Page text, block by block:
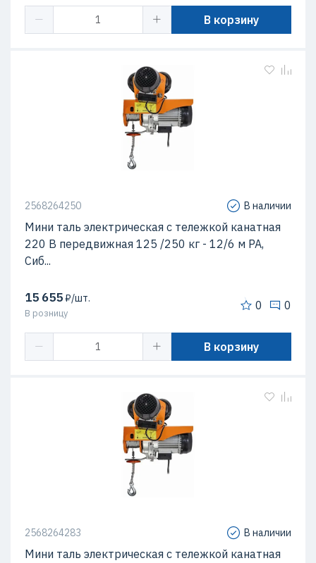
В корзину
2568264250 В наличии
Мини таль электрическая с тележкой канатная
220 В передвижная 125 /250 кг - 12/6 м РА,
Сиб...
15 655₽/шт.
В розницу
0 0
В корзину
2568264283 В наличии
Мини таль электрическая с тележкой канатная